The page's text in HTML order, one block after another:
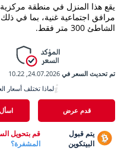
يقع هذا المنزل في منطقة
مرافق اجتماعية غنية، بما في
الشاطئ 300 متر فقط.
تم تحديث السعر في 24.07.2026, 10.22
قدم عرض
لماذا تختلف أسعار
يتم قبول
البيتكوين
قم بتحويل
المشفرة؟